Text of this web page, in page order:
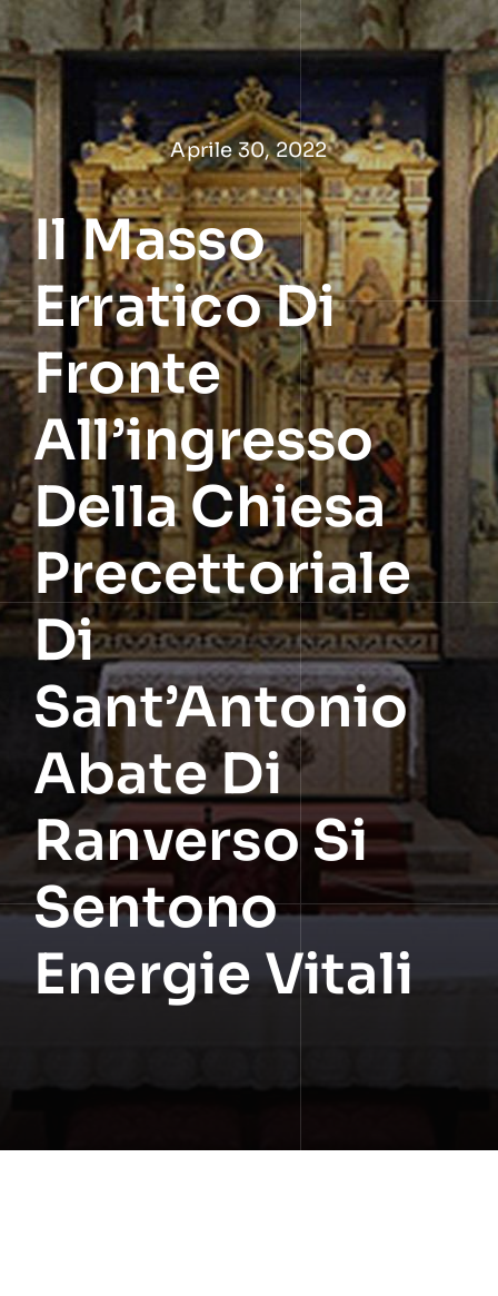
Salta
al
contenuto
Aprile 30, 2022
Il Masso
Erratico Di
Fronte
All’ingresso
Della Chiesa
Precettoriale
Di
Sant’Antonio
Abate Di
Ranverso Si
Sentono
Energie Vitali